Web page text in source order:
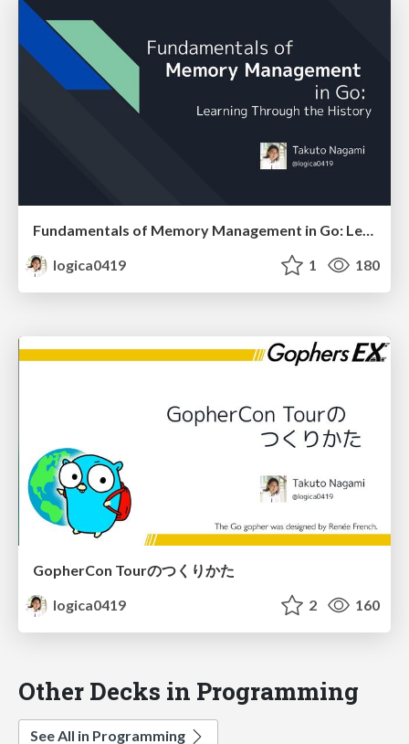
Fundamentals of Memory Management in Go: Learning Through the History
logica0419
1 180
GopherCon Tourのつくりかた
logica0419
2 160
Other Decks in Programming
See All in Programming